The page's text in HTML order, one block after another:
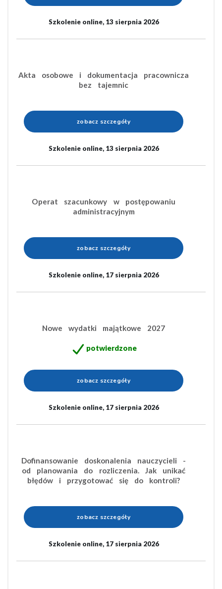
Szkolenie online, 13 sierpnia 2026
Akta osobowe i dokumentacja pracownicza
bez tajemnic
zobacz szczegóły
Szkolenie online, 13 sierpnia 2026
Operat szacunkowy w postępowaniu
administracyjnym
zobacz szczegóły
Szkolenie online, 17 sierpnia 2026
Nowe wydatki majątkowe 2027
potwierdzone
zobacz szczegóły
Szkolenie online, 17 sierpnia 2026
Dofinansowanie doskonalenia nauczycieli -
od planowania do rozliczenia. Jak unikać
błędów i przygotować się do kontroli?
zobacz szczegóły
Szkolenie online, 17 sierpnia 2026